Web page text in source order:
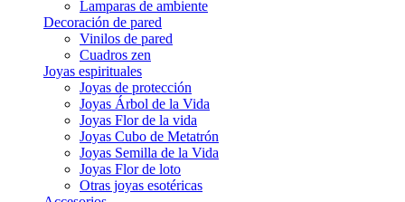
Lamparas de ambiente
Decoración de pared
Vinilos de pared
Cuadros zen
Joyas espirituales
Joyas de protección
Joyas Árbol de la Vida
Joyas Flor de la vida
Joyas Cubo de Metatrón
Joyas Semilla de la Vida
Joyas Flor de loto
Otras joyas esotéricas